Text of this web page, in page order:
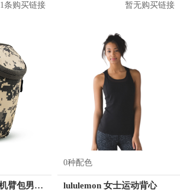
1条购买链接 暂无购买链接
顿巴纵队 跑步手机臂包男运动臂套多功能
0种配色
lululemon 女士运动背心